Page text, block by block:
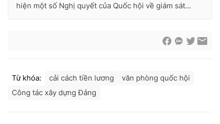
Theo dõi báo trên
hiện một số Nghị quyết của Quốc hội về giám sát...
Từ khóa: cải cách tiền lương
văn phòng quốc hội
Công tác xây dựng Đảng